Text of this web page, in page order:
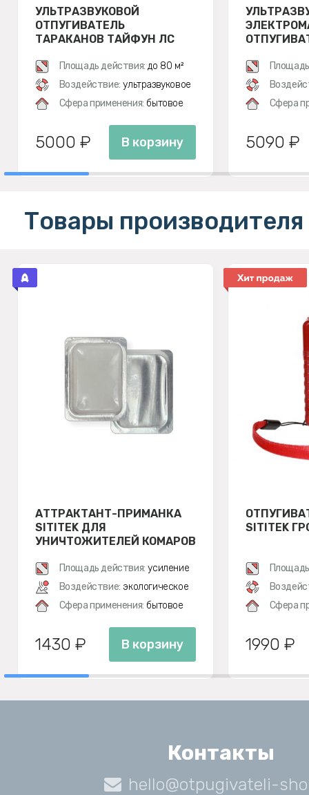
УЛЬТРАЗВУКОВОЙ
ОТПУГИВАТЕЛЬ
ТАРАКАНОВ ТАЙФУН ЛС
Площадь действия: до 80 м²
Воздействие: ультразвуковое
Сфера применения: бытовое
5000 ₽ В корзину
Сфера
5090 ₽
Товары производителя
АТТРАКТАНТ-ПРИМАНКА
SITITEK ДЛЯ
УНИЧТОЖИТЕЛЕЙ КОМАРОВ
Площадь действия: усиление
Воздействие: экологическое
Сфера применения: бытовое
1430 ₽ В корзину
SITITEK
Сфера
1990 ₽
Контакты
hello@otpugivateli-